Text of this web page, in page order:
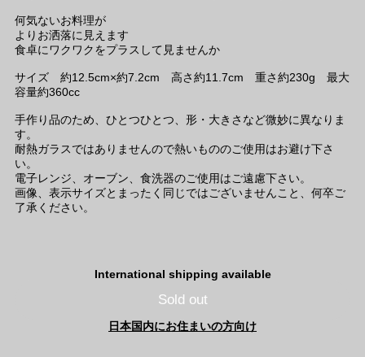
何気ないお料理が
よりお洒落に見えます
食卓にワクワクをプラスして見ませんか
サイズ 約12.5cm×約7.2cm 高さ約11.7cm 重さ約230g 最大
容量約360cc
手作り品のため、ひとつひとつ、形・大きさなど微妙に異なりま
す。
耐熱ガラスではありませんので熱いもののご使用はお避け下さ
い。
電子レンジ、オーブン、食洗器のご使用はご遠慮下さい。
画像、表示サイズとまったく同じではございませんこと、何卒ご
了承ください。
International shipping available
Sold out
日本国内にお住まいの方向け